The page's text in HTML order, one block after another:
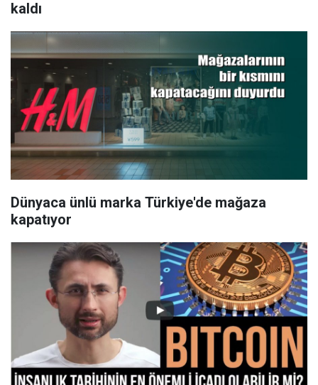
kaldı
Dünyaca ünlü marka Türkiye'de mağaza
kapatıyor